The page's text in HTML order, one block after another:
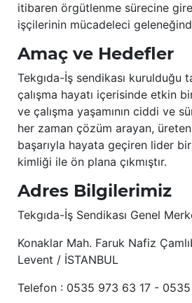
itibaren örgütlenme sürecine
işçilerinin mücadeleci
Amaç ve Hedefler
Tekgıda-İş sendikası kurulduğu
çalışma hayatı içerisinde etkin
ve çalışma yaşamının ciddi ve
her zaman çözüm arayan,
başarıyla hayata geçiren lider
kimliği ile ön plana çıkmıştır.
Adres Bilgilerimiz
Tekgıda-İş Sendikası Genel
Konaklar Mah. Faruk Nafiz
Levent / İSTANBUL
Telefon : 0535 973 63 17 -